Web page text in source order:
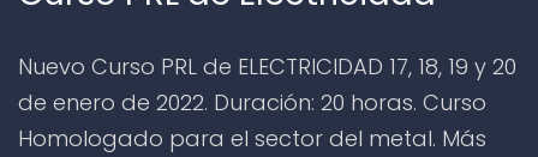
Nuevo Curso PRL de ELECTRICIDAD 17, 18, 19 y 20
de enero de 2022. Duración: 20 horas. Curso
Homologado para el sector del metal. Más